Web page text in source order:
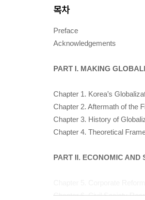
목차
Preface
Acknowledgements
PART I. MAKING
Chapter 1. Korea’s
Chapter 2. Aftermath of the
Chapter 3. History of
Chapter 4. Theoretical
PART II. ECONOMIC AND
Chapter 6. Civil Society